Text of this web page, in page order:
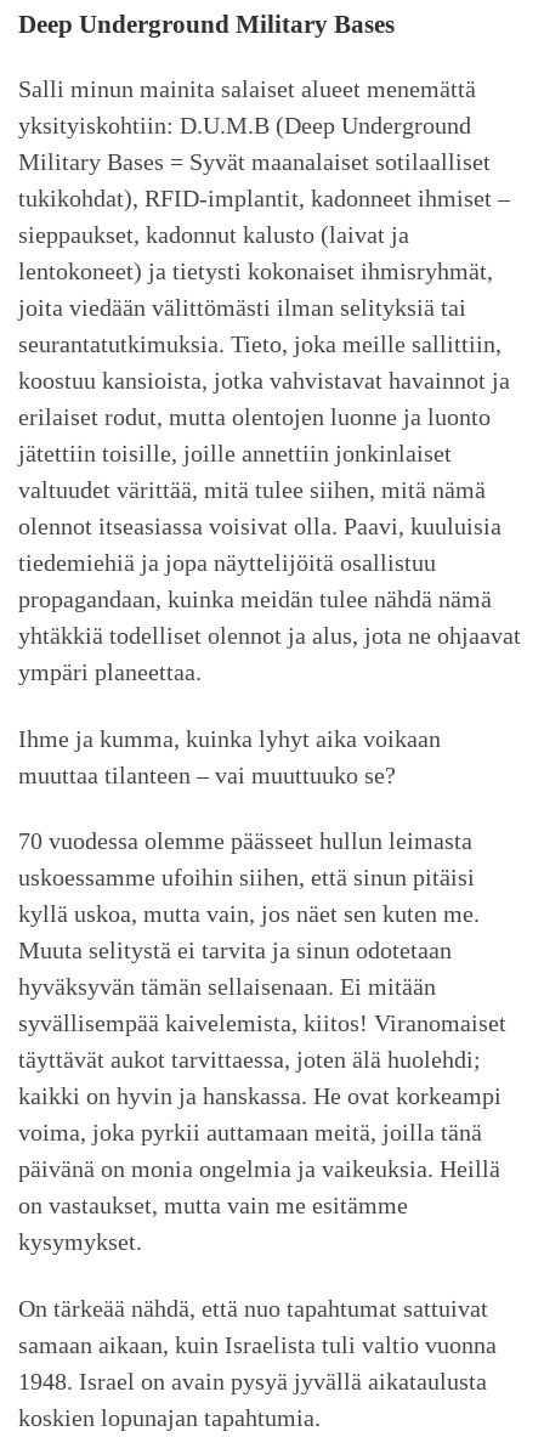
Deep Underground Military Bases
Salli minun mainita salaiset alueet menemättä
yksityiskohtiin: D.U.M.B (Deep Underground
Military Bases = Syvät maanalaiset sotilaalliset
tukikohdat), RFID-implantit, kadonneet ihmiset –
sieppaukset, kadonnut kalusto (laivat ja
lentokoneet) ja tietysti kokonaiset ihmisryhmät,
joita viedään välittömästi ilman selityksiä tai
seurantatutkimuksia. Tieto, joka meille sallittiin,
koostuu kansioista, jotka vahvistavat havainnot ja
erilaiset rodut, mutta olentojen luonne ja luonto
jätettiin toisille, joille annettiin jonkinlaiset
valtuudet värittää, mitä tulee siihen, mitä nämä
olennot itseasiassa voisivat olla. Paavi, kuuluisia
tiedemiehiä ja jopa näyttelijöitä osallistuu
propagandaan, kuinka meidän tulee nähdä nämä
yhtäkkiä todelliset olennot ja alus, jota ne ohjaavat
ympäri planeettaa.
Ihme ja kumma, kuinka lyhyt aika voikaan
muuttaa tilanteen – vai muuttuuko se?
70 vuodessa olemme päässeet hullun leimasta
uskoessamme ufoihin siihen, että sinun pitäisi
kyllä uskoa, mutta vain, jos näet sen kuten me.
Muuta selitystä ei tarvita ja sinun odotetaan
hyväksyvän tämän sellaisenaan. Ei mitään
syvällisempää kaivelemista, kiitos! Viranomaiset
täyttävät aukot tarvittaessa, joten älä huolehdi;
kaikki on hyvin ja hanskassa. He ovat korkeampi
voima, joka pyrkii auttamaan meitä, joilla tänä
päivänä on monia ongelmia ja vaikeuksia. Heillä
on vastaukset, mutta vain me esitämme
kysymykset.
On tärkeää nähdä, että nuo tapahtumat sattuivat
samaan aikaan, kuin Israelista tuli valtio vuonna
1948. Israel on avain pysyä jyvällä aikataulusta
koskien lopunajan tapahtumia.